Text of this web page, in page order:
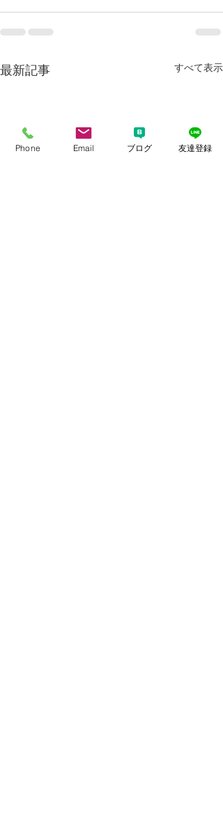
最新記事 すべて表示
Phone Email ブログ 友達登録